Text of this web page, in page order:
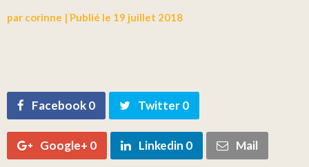
par corinne | Publié le 19 juillet 2018
Facebook 0 Twitter 0
Google+ 0 Linkedin 0 Mail